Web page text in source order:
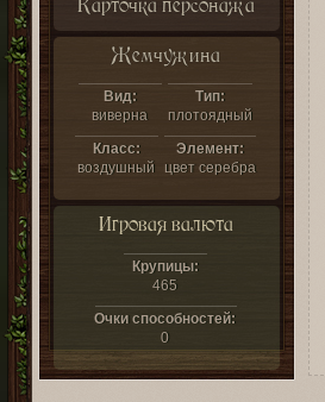
Жемчужина
Вид:
виверна
Тип:
плотоядный
Класс:
воздушный
Элемент:
цвет серебра
Игровая валюта
Крупицы:
465
Очки способностей:
0